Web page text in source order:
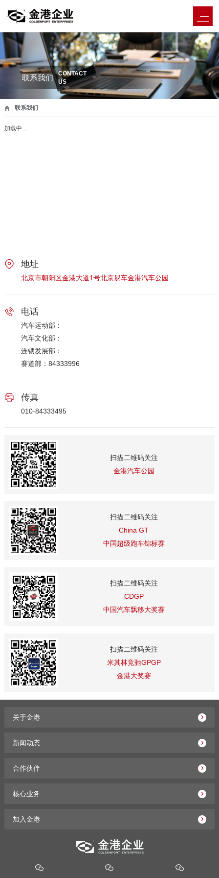
联系我们
CONTACT
US
联系我们
加载中...
地址
北京市朝阳区金港大道1号北京易车金港汽车公园
电话
汽车运动部：
汽车文化部：
连锁发展部：
赛道部：84333996
传真
010-84333495
扫描二维码关注
金港汽车公园
扫描二维码关注
China GT
中国超级跑车锦标赛
扫描二维码关注
CDGP
中国汽车飘移大奖赛
扫描二维码关注
米其林竞驰GPGP
金港大奖赛
关于金港
新闻动态
合作伙伴
核心业务
加入金港